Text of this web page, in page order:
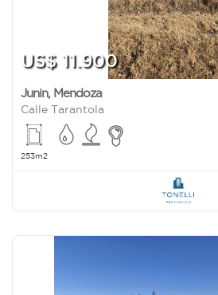
US$ 11.900
Junin, Mendoza
Calle Tarantola
253m2